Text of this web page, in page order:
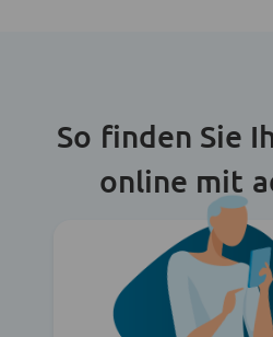
So finden Sie
online mit